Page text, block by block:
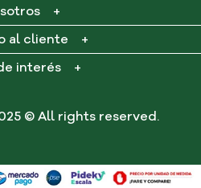
+
en casa?
al cliente
+
cuenta
interés
+
y condiciones
de datos personales
© All rights reserved.